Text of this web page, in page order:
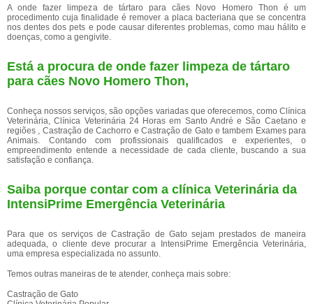
A onde fazer limpeza de tártaro para cães Novo Homero Thon é um
procedimento cuja finalidade é remover a placa bacteriana que se concentra
nos dentes dos pets e pode causar diferentes problemas, como mau hálito e
doenças, como a gengivite.
Está a procura de onde fazer limpeza de tártaro
para cães Novo Homero Thon,
Conheça nossos serviços, são opções variadas que oferecemos, como Clínica
Veterinária, Clínica Veterinária 24 Horas em Santo André e São Caetano e
regiões , Castração de Cachorro e Castração de Gato e tambem Exames para
Animais. Contando com profissionais qualificados e experientes, o
empreendimento entende a necessidade de cada cliente, buscando a sua
satisfação e confiança.
Saiba porque contar com a clínica Veterinária da
IntensiPrime Emergência Veterinária
Para que os serviços de Castração de Gato sejam prestados de maneira
adequada, o cliente deve procurar a IntensiPrime Emergência Veterinária,
uma empresa especializada no assunto.
Temos outras maneiras de te atender, conheça mais sobre:
Castração de Gato